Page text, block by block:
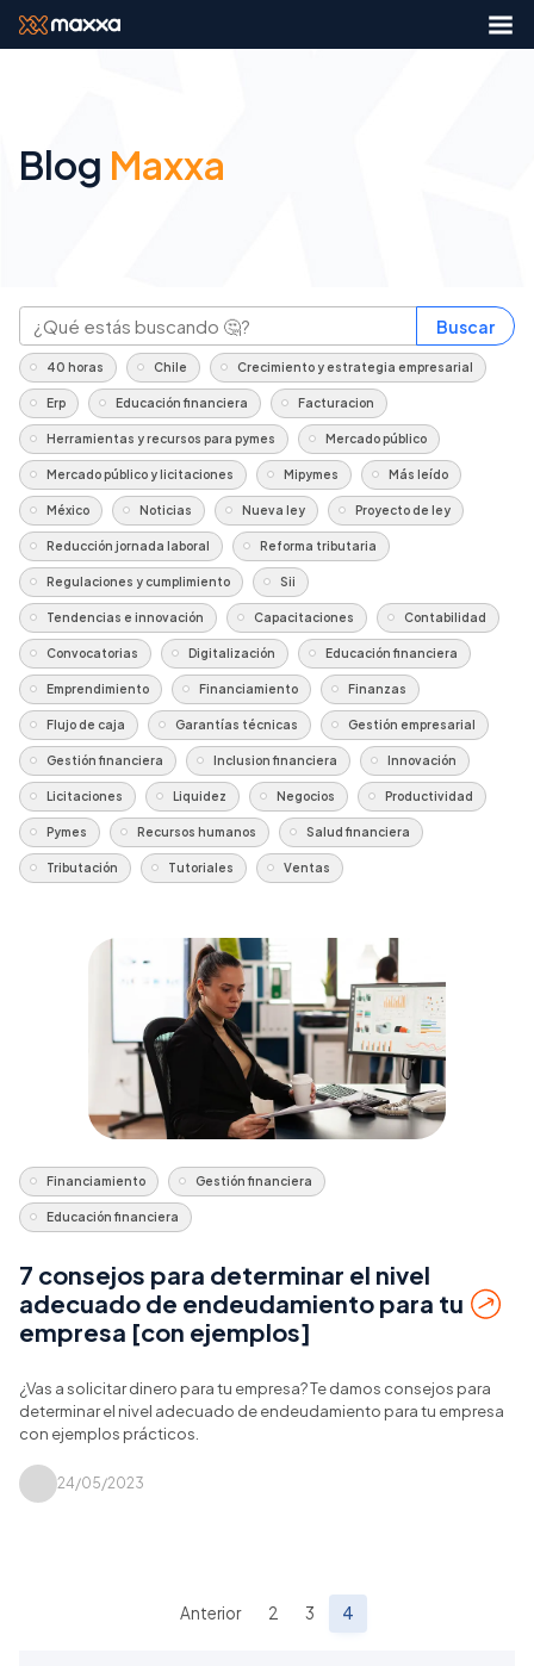
Blog Maxxa
Buscar
40 horas Chile Crecimiento y estrategia empresarial
Erp Educación financiera Facturacion
Herramientas y recursos para pymes Mercado público
Mercado público y licitaciones Mipymes Más leído
México Noticias Nueva ley Proyecto de ley
Reducción jornada laboral Reforma tributaria
Regulaciones y cumplimiento Sii
Tendencias e innovación Capacitaciones Contabilidad
Convocatorias Digitalización Educación financiera
Emprendimiento Financiamiento Finanzas
Flujo de caja Garantías técnicas Gestión empresarial
Gestión financiera Inclusion financiera Innovación
Licitaciones Liquidez Negocios Productividad
Pymes Recursos humanos Salud financiera
Tributación Tutoriales Ventas
Financiamiento Gestión financiera
Educación financiera
7 consejos para determinar el nivel
adecuado de endeudamiento para tu
empresa [con ejemplos]
¿Vas a solicitar dinero para tu empresa? Te damos consejos para
determinar el nivel adecuado de endeudamiento para tu empresa
con ejemplos prácticos.
24/05/2023
Anterior 2 3 4